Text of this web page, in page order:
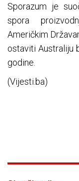
Sporazum je
spora
Američkim
ostaviti Australiju
godine.
(Vijesti.ba)